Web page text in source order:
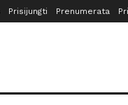
Prisijungti Prenumerata